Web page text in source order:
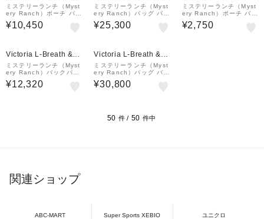
all店
ミステリーランチ（Myst
ery Ranch）ポーチ バッ
グ インディー 1976133
1030000
¥10,450
all店
ミステリーランチ（Myst
ery Ranch）バッグ バッ
クパック リュック カタ
リスト22 ハマス 19761
¥25,300
all店
ミステリーランチ（Myst
ery Ranch）ポーチ バッ
グ ボイドバッグS 1976
1645065000
¥2,750
Victoria L-Breath &m
all店
ミステリーランチ（Myst
ery Ranch）バックパッ
ク リュック 登山 ハイキ
ング イン&アウト18 ア
¥12,320
Victoria L-Breath &m
all店
ミステリーランチ（Myst
ery Ranch）バッグ バッ
クパック リュック カタ
リスト26 ポンデロサ 19
¥30,800
50 件 / 50 件中
関連ショップ
ABC-MART
Super Sports XEBIO
ユニクロ